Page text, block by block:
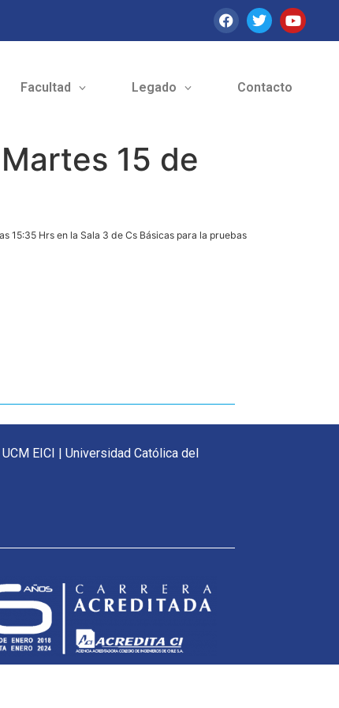
Facultad Legado Contacto
15 de
15:35 Hrs en la Sala 3 de Cs Básicas para la pruebas
EICI | Universidad Católica del